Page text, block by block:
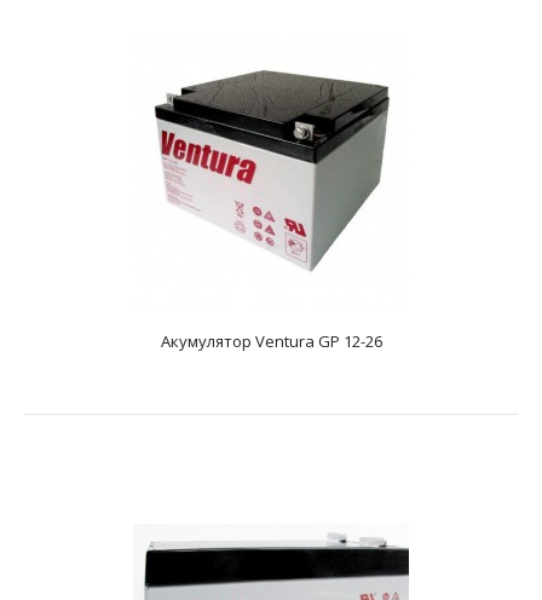
Акумулятор Ventura GP 12-18
text_zero
Додаткові характеристикиAGM акумулятор. Має напругу
12 і ємність - 18 А * год. Розміри акумулятора, ..
Акумулятор Ventura GP 12-26